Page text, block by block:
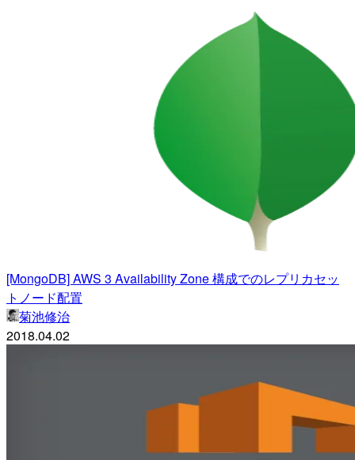
[MongoDB] AWS 3 Availability Zone 構成でのレプリカセッ
トノード配置
菊池修治
2018.04.02